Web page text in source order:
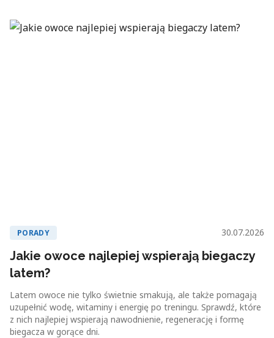
PORADY 30.07.2026
Jakie owoce najlepiej wspierają biegaczy
latem?
Latem owoce nie tylko świetnie smakują, ale także pomagają
uzupełnić wodę, witaminy i energię po treningu. Sprawdź, które
z nich najlepiej wspierają nawodnienie, regenerację i formę
biegacza w gorące dni.